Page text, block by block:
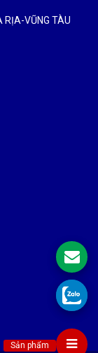
RỊA-VŨNG TÀU
Sản phẩm